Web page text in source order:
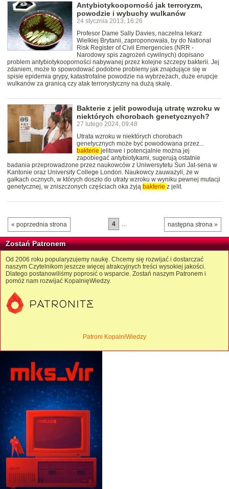
Antybiotykooporność jak terroryzm,
powodzie i wybuchy wulkanów
24 stycznia 2013, 16:26
Profesor Dame Sally Davies, naczelna lekarz
Wielkiej Brytanii, zaproponowała, by do National
Risk Register of Civil Emergencies (NRR -
Narodowy spis zagrożeń cywilnych) dopisano
problem antybiotykooporności nabywanej przez kolejne szczepy bakterii. Jej
zdaniem, może to spowodować podobne problemy jak znajdujące się w
spisie epidemia grypy, katastrofalne powodzie na wybrzeżach, duże erupcje
wulkanów za granicą czy atak terrorystyczny na dużą skalę.
Bakterie z jelit powodują utratę wzroku w
niektórych chorobach genetycznych?
27 lutego 2024, 09:48
Utrata wzroku w niektórych chorobach
genetycznych może być powodowana przez...
bakterie jelitowe i potencjalnie można jej
zapobiegać antybiotykami, sugerują ostatnie
badania przeprowadzone przez naukowców z Uniwersytetu Sun Jat-sena w
Kantonie oraz University College London. Naukowcy zauważyli, że w
gałkach ocznych, w których doszło do utraty wzroku w wyniku pewnej mutacji
genetycznej, w zniszczonych częściach oka żyją bakterie z jelit.
« poprzednia strona następna strona »
4 …
Zostań Patronem
Od 2006 roku popularyzujemy naukę. Chcemy się rozwijać i dostarczać
naszym Czytelnikom jeszcze więcej atrakcyjnych treści wysokiej jakości.
Dlatego postanowiliśmy poprosić o wsparcie. Zostań naszym Patronem i
pomóż nam rozwijać KopalnięWiedzy.
Patroni KopalniWiedzy